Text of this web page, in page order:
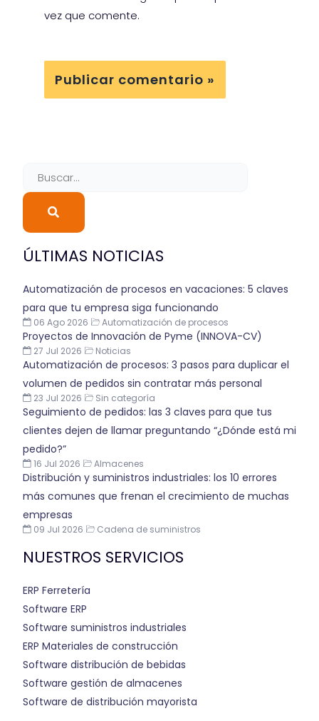
vez que comente.
Buscar
ÚLTIMAS NOTICIAS
Automatización de procesos en vacaciones: 5 claves
para que tu empresa siga funcionando
06 Ago 2026 Automatización de procesos
Proyectos de Innovación de Pyme (INNOVA-CV)
27 Jul 2026 Noticias
Automatización de procesos: 3 pasos para duplicar el
volumen de pedidos sin contratar más personal
23 Jul 2026 Sin categoría
Seguimiento de pedidos: las 3 claves para que tus
clientes dejen de llamar preguntando “¿Dónde está mi
pedido?”
16 Jul 2026 Almacenes
Distribución y suministros industriales: los 10 errores
más comunes que frenan el crecimiento de muchas
empresas
09 Jul 2026 Cadena de suministros
NUESTROS SERVICIOS
ERP Ferretería
Software ERP
Software suministros industriales
ERP Materiales de construcción
Software distribución de bebidas
Software gestión de almacenes
Software de distribución mayorista